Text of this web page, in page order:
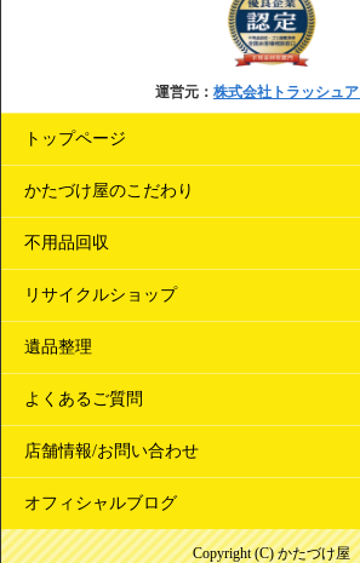
運営元： 株式会社トラッシュ
トップページ
かたづけ屋のこだわり
不用品回収
リサイクルショップ
遺品整理
よくあるご質問
店舗情報/お問い合わせ
オフィシャルブログ
Copyright (C) かたづけ屋